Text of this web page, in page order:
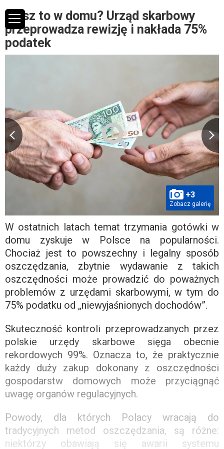
Masz to w domu? Urząd skarbowy
przeprowadza rewizję i nakłada 75%
podatek
+3
Zobacz galerię
W ostatnich latach temat trzymania gotówki w
domu zyskuje w Polsce na popularności.
Chociaż jest to powszechny i ​​legalny sposób
oszczędzania, zbytnie wydawanie z takich
oszczędności może prowadzić do poważnych
problemów z urzędami skarbowymi, w tym do
75% podatku od „niewyjaśnionych dochodów”.
Skuteczność kontroli przeprowadzanych przez
polskie urzędy skarbowe sięga obecnie
rekordowych 99%. Oznacza to, że praktycznie
każdy duży zakup dokonany z oszczędności
gospodarstw domowych może przyciągnąć
uwagę organów regulacyjnych.
Powody, dla których Polacy wracają do
tradycyjnych metod oszczędzania, są różne:
niektórzy obawiają się awarii systemu